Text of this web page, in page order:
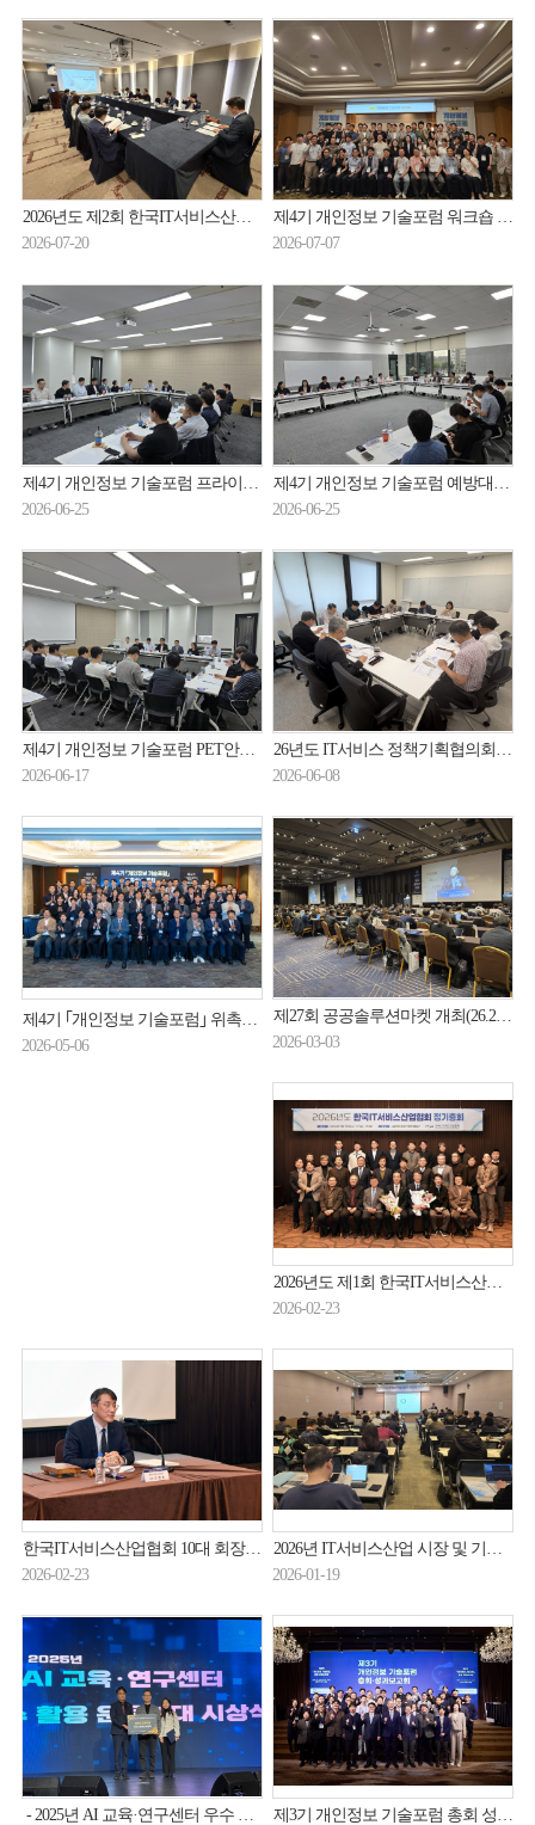
2026년도 제2회 한국IT서비스산업협회 이사회 개최(26.7.16.)
2026-07-20
제4기 개인정보 기술포럼 워크숍 개최(26.7.3~4)
2026-07-07
제4기 개인정보 기술포럼 프라이버시 표준화분과 1차 회의 개최(26.6.18.)
2026-06-25
제4기 개인정보 기술포럼 예방대응분과 1차 회의 개최(26.6.22.)
2026-06-25
제4기 개인정보 기술포럼 PET안전활용분과 1차 회의 개최(26.6.10.)
2026-06-17
26년도 IT서비스 정책기획협의회 제2차 정기회의 개최(26.6.2.)
2026-06-08
제4기 ｢개인정보 기술포럼｣ 위촉식·토론회 개최(26.4.30.)
2026-05-06
제27회 공공솔루션마켓 개최(26.2.27.)
2026-03-03
2026년도 제1회 한국IT서비스산업협회 이사회 및 정기총회 개최(26.2.11.)
2026-02-23
한국IT서비스산업협회 10대 회장 아이티센엔텍 신장호 대표 선임
2026-02-23
2026년 IT서비스산업 시장 및 기술전망 세미나 개최(26.1.16.)
2026-01-19
- 2025년 AI 교육·연구센터 우수 활용 운용부대 시상식(25.12.4.)
제3기 개인정보 기술포럼 총회 성과보고회 개최(25.12.22.)